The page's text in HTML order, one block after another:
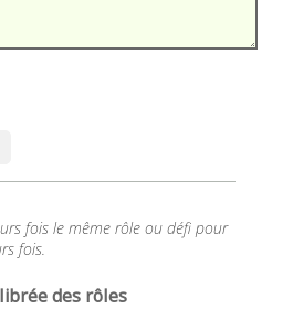
fois le même rôle ou défi pour
fois.
des rôles